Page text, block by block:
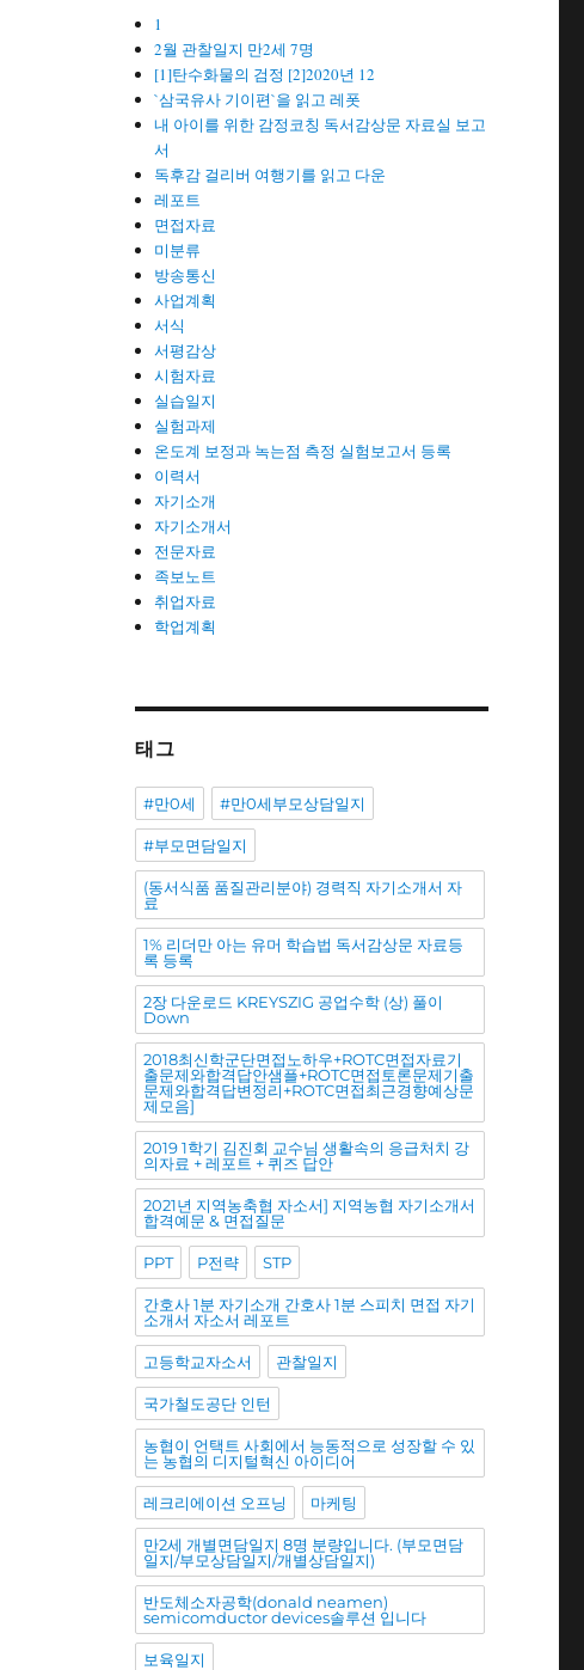
1
2월 관찰일지 만2세 7명
[1]탄수화물의 검정 [2]2020년 12
`삼국유사 기이편`을 읽고 레폿
내 아이를 위한 감정코칭 독서감상문 자료실 보고
서
독후감 걸리버 여행기를 읽고 다운
레포트
면접자료
미분류
방송통신
사업계획
서식
서평감상
시험자료
실습일지
실험과제
온도계 보정과 녹는점 측정 실험보고서 등록
이력서
자기소개
자기소개서
전문자료
족보노트
취업자료
학업계획
태그
#만0세 #만0세부모상담일지
#부모면담일지
(동서식품 품질관리분야) 경력직 자기소개서 자
료
1% 리더만 아는 유머 학습법 독서감상문 자료등
록 등록
2장 다운로드 KREYSZIG 공업수학 (상) 풀이
Down
2018최신학군단면접노하우+ROTC면접자료기
출문제와합격답안샘플+ROTC면접토론문제기출
문제와합격답변정리+ROTC면접최근경향예상문
제모음]
2019 1학기 김진회 교수님 생활속의 응급처치 강
의자료 + 레포트 + 퀴즈 답안
2021년 지역농축협 자소서] 지역농협 자기소개서
합격예문 & 면접질문
PPT P전략 STP
간호사 1분 자기소개 간호사 1분 스피치 면접 자기
소개서 자소서 레포트
고등학교자소서 관찰일지
국가철도공단 인턴
농협이 언택트 사회에서 능동적으로 성장할 수 있
는 농협의 디지털혁신 아이디어
레크리에이션 오프닝 마케팅
만2세 개별면담일지 8명 분량입니다. (부모면담
일지/부모상담일지/개별상담일지)
반도체소자공학(donald neamen)
semicomductor devices솔루션 입니다
보육일지